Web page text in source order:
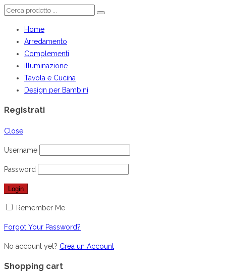
Home
Arredamento
Complementi
Illuminazione
Tavola e Cucina
Design per Bambini
Registrati
Close
Username
Password
Remember Me
Forgot Your Password?
No account yet? Crea un Account
Shopping cart